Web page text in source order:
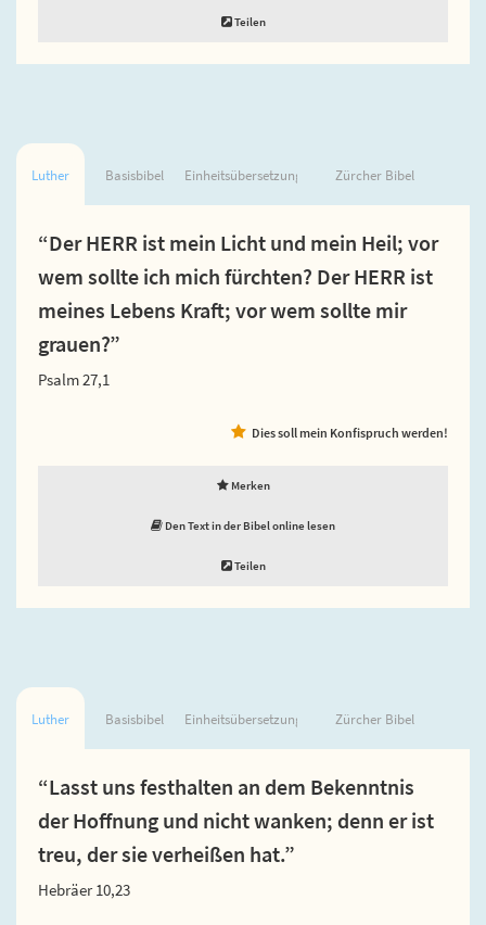
Teilen
Luther Basisbibel Einheitsübersetzung Zürcher Bibel
“Der HERR ist mein Licht und mein Heil; vor
wem sollte ich mich fürchten? Der HERR ist
meines Lebens Kraft; vor wem sollte mir
grauen?”
Psalm 27,1
Dies soll mein Konfispruch werden!
Merken
Den Text in der Bibel online lesen
Teilen
Luther Basisbibel Einheitsübersetzung Zürcher Bibel
“Lasst uns festhalten an dem Bekenntnis
der Hoffnung und nicht wanken; denn er ist
treu, der sie verheißen hat.”
Hebräer 10,23